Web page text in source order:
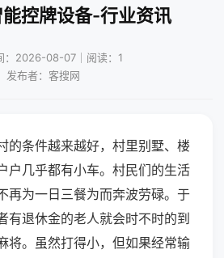
控牌设备-行业资讯
：2026-08-07｜阅读：1
发布者：客搜网
的条件越来越好，村里别墅、楼
户几乎都有小车。村民们的生活
再为一日三餐为而奔波劳碌。于
有退休金的老人就会时不时的到
将。虽然打得小，但如果经常输